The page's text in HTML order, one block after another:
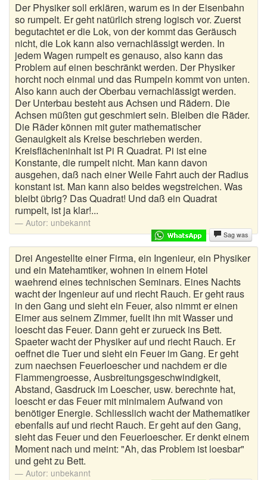
Der Physiker soll erklären, warum es in der Eisenbahn
so rumpelt. Er geht natürlich streng logisch vor. Zuerst
begutachtet er die Lok, von der kommt das Geräusch
nicht, die Lok kann also vernachlässigt werden. In
jedem Wagen rumpelt es genauso, also kann das
Problem auf einen beschränkt werden. Der Physiker
horcht noch einmal und das Rumpeln kommt von unten.
Also kann auch der Oberbau vernachlässigt werden.
Der Unterbau besteht aus Achsen und Rädern. Die
Achsen müßten gut geschmiert sein. Bleiben die Räder.
Die Räder können mit guter mathematischer
Genauigkeit als Kreise beschrieben werden.
Kreisflächeninhalt ist Pi R Quadrat. Pi ist eine
Konstante, die rumpelt nicht. Man kann davon
ausgehen, daß nach einer Weile Fahrt auch der Radius
konstant ist. Man kann also beides wegstreichen. Was
bleibt übrig? Das Quadrat! Und daß ein Quadrat
rumpelt, ist ja klar!...
Autor: unbekannt
Sag was
Drei Angestellte einer Firma, ein Ingenieur, ein Physiker
und ein Matehamtiker, wohnen in einem Hotel
waehrend eines technischen Seminars. Eines Nachts
wacht der Ingenieur auf und riecht Rauch. Er geht raus
in den Gang und sieht ein Feuer, also nimmt er einen
Eimer aus seinem Zimmer, fuellt ihn mit Wasser und
loescht das Feuer. Dann geht er zurueck ins Bett.
Spaeter wacht der Physiker auf und riecht Rauch. Er
oeffnet die Tuer und sieht ein Feuer im Gang. Er geht
zum naechsen Feuerloescher und nachdem er die
Flammengroesse, Ausbreitungsgeschwindigkeit,
Abstand, Gasdruck im Loescher, usw. berechnte hat,
loescht er das Feuer mit minimalem Aufwand von
benötiger Energie. Schliesslich wacht der Mathematiker
ebenfalls auf und riecht Rauch. Er geht auf den Gang,
sieht das Feuer und den Feuerloescher. Er denkt einem
Moment nach und meint: "Ah, das Problem ist loesbar"
und geht zu Bett.
Autor: unbekannt